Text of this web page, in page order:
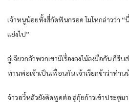
เจ้าหนูน้อยทั้งสี่กัดฟันกรอด โมโหกล่าวว่า “
แย่งไป”
ลู่เจียวกลัวพวกเขามีเรื่องลงไม้ลงมือกัน ก็รีบ
ท่านพ่อเจ้าเป็นเพื่อนกัน เจ้าเรียกข้าว่าท่าน
จ้าวอวี้หลัวยังคิดพูดต่อ ลู่กุ้ยก้าวเข้าประตูมา